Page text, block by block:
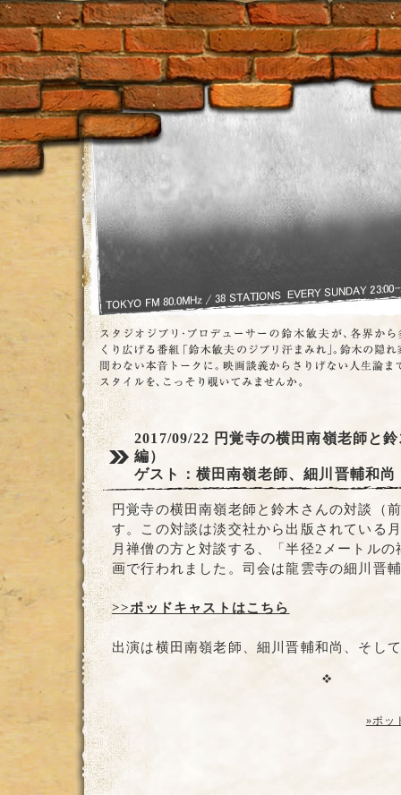
2017/09/22 円覚寺の横田南嶺老師と
編）
ゲスト：横田南嶺老師、細川晋輔和尚
円覚寺の横田南嶺老師と鈴木さんの対談（
す。この対談は淡交社から出版されている
月禅僧の方と対談する、「半径2メートル
画で行われました。司会は龍雲寺の細川晋
>>ポッドキャストはこちら
出演は横田南嶺老師、細川晋輔和尚、そし
»ポッ